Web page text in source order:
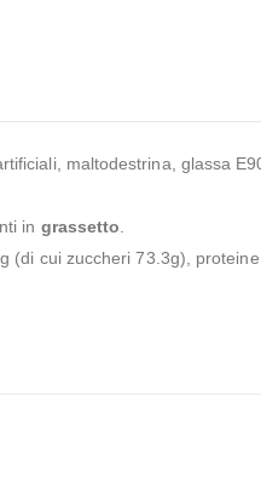
maltodestrina, glassa
in grassetto.
(di cui zuccheri 73.3g),